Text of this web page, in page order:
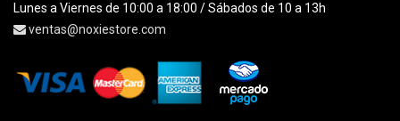
Lunes a Viernes de 10:00 a 18:00 / Sábados de 10 a 13h
ventas@noxiestore.com